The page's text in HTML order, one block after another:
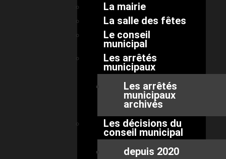
La mairie
La salle des fêtes
Le conseil
municipal
Les arrêtés
municipaux
Les arrêtés
municipaux
archivés
Les décisions du
conseil municipal
depuis 2020